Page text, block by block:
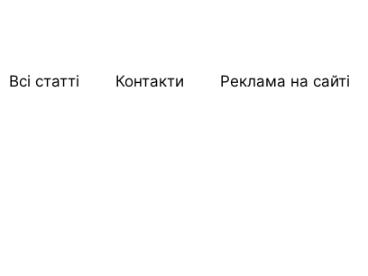
Всі статті Контакти Реклама на сайті